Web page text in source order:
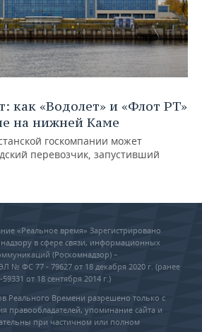
как «Водолет» и «Флот РТ»
на нижней Каме
госкомпании может
перевозчик, запустивший
«Реальное время» Зарегистрировано
в сфере связи, информационных
(Роскомнадзор) –
№ ФС 77 - 79627 от 18 декабря 2020 г. (ранее
от 18 сентября 2014 г.)
Реального Времени разрешено только с
правообладателей, упоминание сайта и
при частичном или полном